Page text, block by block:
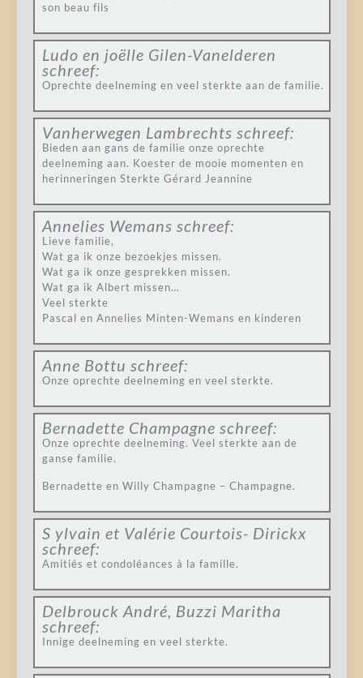
son beau fils
Ludo en joëlle Gilen-Vanelderen
schreef:
Oprechte deelneming en veel sterkte aan de familie.
Vanherwegen Lambrechts schreef:
Bieden aan gans de familie onze oprechte
deelneming aan. Koester de mooie momenten en
herinneringen Sterkte Gérard Jeannine
Annelies Wemans schreef:
Lieve familie,
Wat ga ik onze bezoekjes missen.
Wat ga ik onze gesprekken missen.
Wat ga ik Albert missen…
Veel sterkte
Pascal en Annelies Minten-Wemans en kinderen
Anne Bottu schreef:
Onze oprechte deelneming en veel sterkte.
Bernadette Champagne schreef:
Onze oprechte deelneming. Veel sterkte aan de
ganse familie.
Bernadette en Willy Champagne – Champagne.
S ylvain et Valérie Courtois- Dirickx
schreef:
Amitiés et condoléances à la famille.
Delbrouck André, Buzzi Maritha
schreef:
Innige deelneming en veel sterkte.